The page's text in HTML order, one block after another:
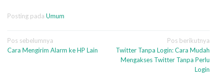
Posting pada Umum
Navigasi
pos
Pos sebelumnya
Cara Mengirim Alarm ke HP Lain
Pos berikutnya
Twitter Tanpa Login: Cara Mudah
Mengakses Twitter Tanpa Perlu
Login